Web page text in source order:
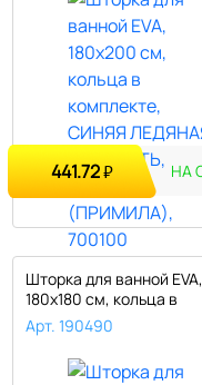
441.72₽ НА
Шторка для ванной EVA,
180х180 см, кольца в
комплекте, ..
Арт. 190490